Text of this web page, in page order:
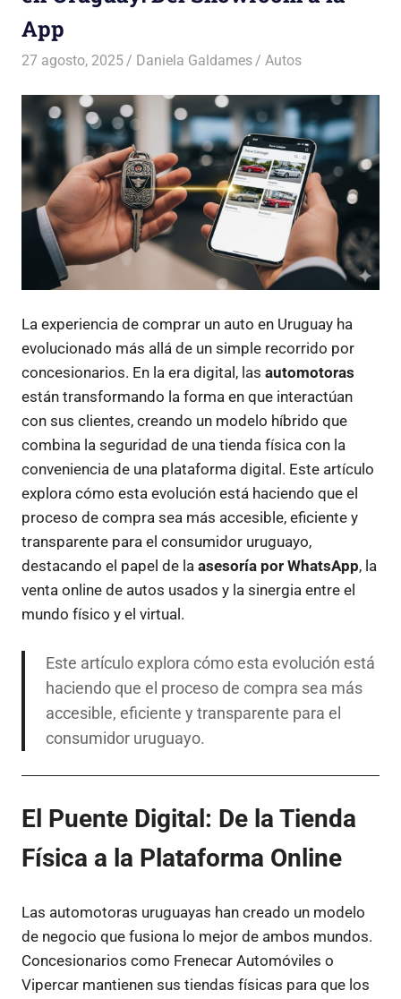
App
27 agosto, 2025 Daniela Galdames Autos
La experiencia de comprar un auto en Uruguay ha
evolucionado más allá de un simple recorrido por
concesionarios. En la era digital, las automotoras
están transformando la forma en que interactúan
con sus clientes, creando un modelo híbrido que
combina la seguridad de una tienda física con la
conveniencia de una plataforma digital. Este artículo
explora cómo esta evolución está haciendo que el
proceso de compra sea más accesible, eficiente y
transparente para el consumidor uruguayo,
destacando el papel de la asesoría por WhatsApp, la
venta online de autos usados y la sinergia entre el
mundo físico y el virtual.
Este artículo explora cómo esta evolución está
haciendo que el proceso de compra sea más
accesible, eficiente y transparente para el
consumidor uruguayo.
El Puente Digital: De la Tienda
Física a la Plataforma Online
Las automotoras uruguayas han creado un modelo
de negocio que fusiona lo mejor de ambos mundos.
Concesionarios como Frenecar Automóviles o
Vipercar mantienen sus tiendas físicas para que los